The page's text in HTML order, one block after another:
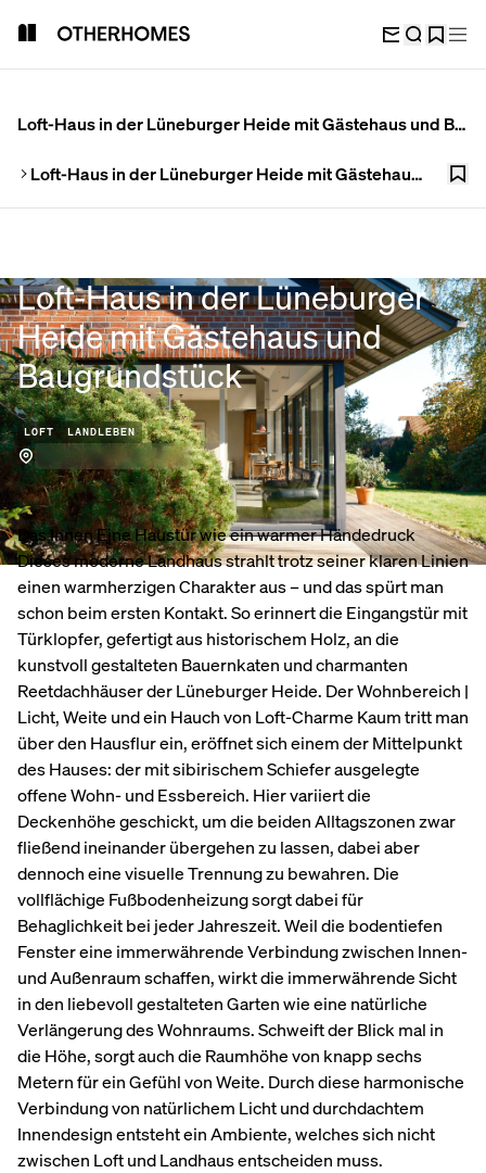
Loft-Haus in der Lüneburger Heide mit Gästehaus und Baugrundstück
Loft-Haus in der Lüneburger Heide mit Gästehaus und Baugrundstück
Karte
Loft-Haus in der Lüneburger
Heide mit Gästehaus und
Baugrundstück
LOFT LANDLEBEN
Das Innen Eine Haustür wie ein warmer Händedruck
Dieses moderne Landhaus strahlt trotz seiner klaren Linien
einen warmherzigen Charakter aus – und das spürt man
schon beim ersten Kontakt. So erinnert die Eingangstür mit
Türklopfer, gefertigt aus historischem Holz, an die
kunstvoll gestalteten Bauernkaten und charmanten
Reetdachhäuser der Lüneburger Heide. Der Wohnbereich |
Licht, Weite und ein Hauch von Loft-Charme Kaum tritt man
über den Hausflur ein, eröffnet sich einem der Mittelpunkt
des Hauses: der mit sibirischem Schiefer ausgelegte
offene Wohn- und Essbereich. Hier variiert die
Deckenhöhe geschickt, um die beiden Alltagszonen zwar
fließend ineinander übergehen zu lassen, dabei aber
dennoch eine visuelle Trennung zu bewahren. Die
vollflächige Fußbodenheizung sorgt dabei für
Behaglichkeit bei jeder Jahreszeit. Weil die bodentiefen
Fenster eine immerwährende Verbindung zwischen Innen-
und Außenraum schaffen, wirkt die immerwährende Sicht
in den liebevoll gestalteten Garten wie eine natürliche
Verlängerung des Wohnraums. Schweift der Blick mal in
die Höhe, sorgt auch die Raumhöhe von knapp sechs
Metern für ein Gefühl von Weite. Durch diese harmonische
Verbindung von natürlichem Licht und durchdachtem
Innendesign entsteht ein Ambiente, welches sich nicht
zwischen Loft und Landhaus entscheiden muss.